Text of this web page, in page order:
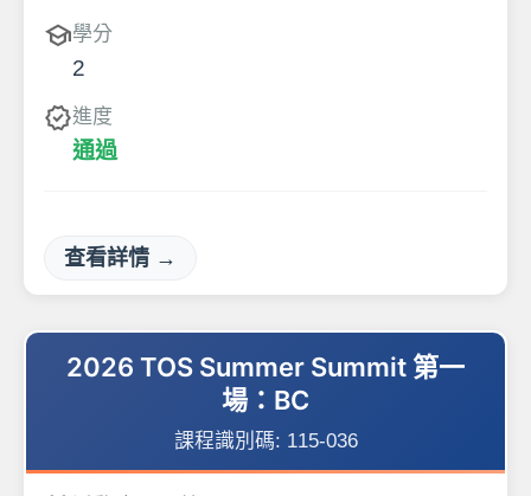
school學分
2
verified進度
通過
查看詳情 →
2026 TOS Summer Summit 第一
場：BC
課程識別碼: 115-036